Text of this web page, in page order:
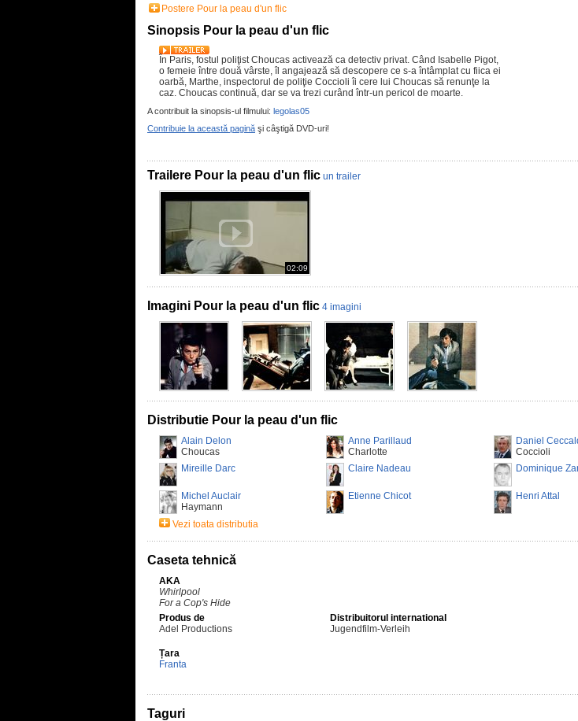
Postere Pour la peau d'un flic
Sinopsis Pour la peau d'un flic
În Paris, fostul poliţist Choucas activează ca detectiv privat. Când Isabelle Pigot,
o femeie între două vârste, îl angajează să descopere ce s-a întâmplat cu fiica ei
oarbă, Marthe, inspectorul de poliţie Coccioli îi cere lui Choucas să renunţe la
caz. Choucas continuă, dar se va trezi curând într-un pericol de moarte.
A contribuit la sinopsis-ul filmului: legolas05
Contribuie la această pagină şi câştigă DVD-uri!
Trailere Pour la peau d'un flic un trailer
02:09
Imagini Pour la peau d'un flic 4 imagini
Distributie Pour la peau d'un flic
Alain Delon
Choucas
Anne Parillaud
Charlotte
Daniel
Coccioli
Mireille Darc
Claire Nadeau Dominique
Michel Auclair
Haymann
Etienne Chicot Henri Attal
Vezi toata distributia
Caseta tehnică
AKA
Whirlpool
For a Cop's Hide
Produs de
Adel Productions
Distribuitorul international
Jugendfilm-Verleih
Țara
Franta
Taguri